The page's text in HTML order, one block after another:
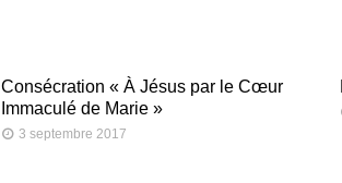
Consécration « À Jésus par le Cœur
Immaculé de Marie »
3 septembre 2017